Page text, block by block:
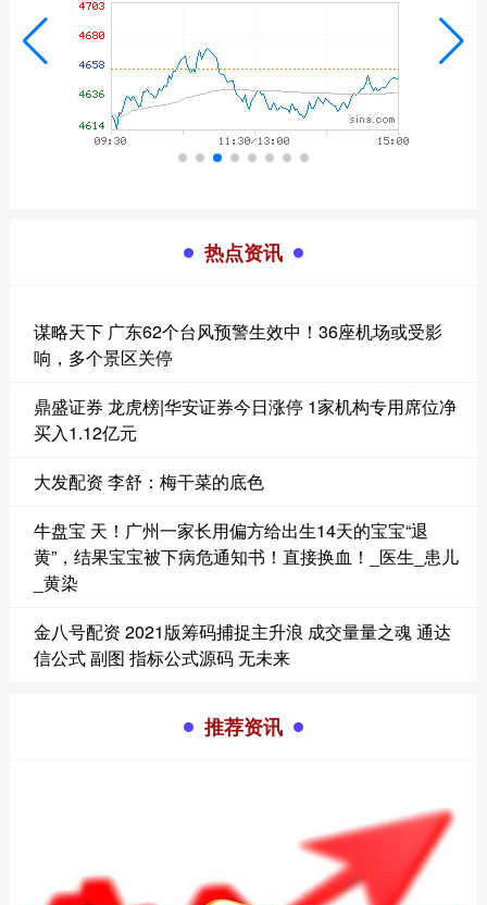
热点资讯
谋略天下 广东62个台风预警生效中！36座机场或受影
响，多个景区关停
鼎盛证券 龙虎榜|华安证券今日涨停 1家机构专用席位净
买入1.12亿元
大发配资 李舒：梅干菜的底色
牛盘宝 天！广州一家长用偏方给出生14天的宝宝“退
黄”，结果宝宝被下病危通知书！直接换血！_医生_患儿
_黄染
金八号配资 2021版筹码捕捉主升浪 成交量量之魂 通达
信公式 副图 指标公式源码 无未来
推荐资讯